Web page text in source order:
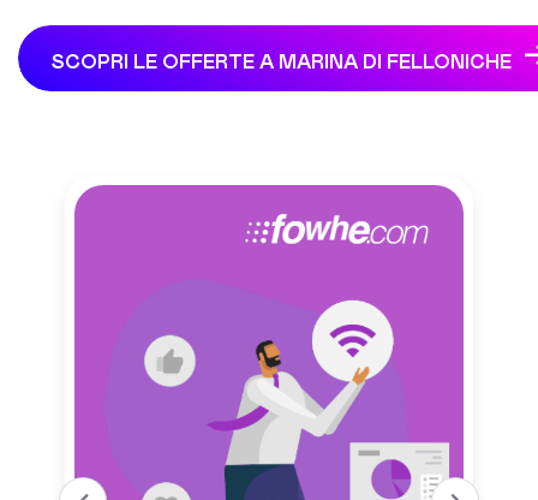
SCOPRI LE OFFERTE A MARINA DI FELLONICHE